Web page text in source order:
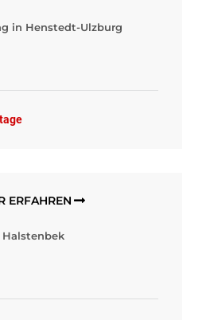
in Henstedt-Ulzburg
ERFAHREN